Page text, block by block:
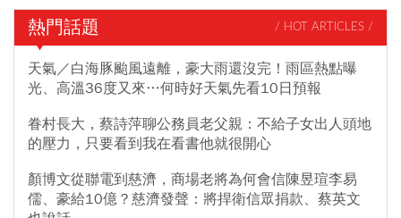
熱門話題 / HOT ARTICLES /
天氣／白海豚颱風遠離，豪大雨還沒完！雨區熱點曝
光、高溫36度又來…何時好天氣先看10日預報
眷村長大，蔡詩萍聊公務員老父親：不給子女出人頭地
的壓力，只要看到我在看書他就很開心
顏博文從聯電到慈濟，商場老將為何會信陳昱瑄李易
儒、豪給10億？慈濟發聲：將捍衛信眾捐款、蔡英文